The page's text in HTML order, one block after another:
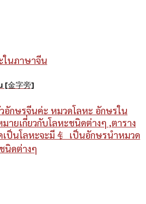
[金字旁]
อักษรจีนค่ะ หมวดโลหะ อักษรใน
ายเกี่ยวกับโลหะชนิดต่างๆ ,ตาราง
เป็นโลหะจะมี 钅 เป็นอักษรนำหมวด
นิดต่างๆ